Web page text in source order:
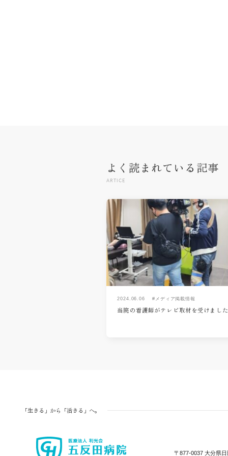
よく読まれている記事
ARTICE
2024.06.06 #メディア掲載情報
当院の看護師がテレビ取材を受けました
「生きる」から「活きる」へ。
〒877-0037 大分県日